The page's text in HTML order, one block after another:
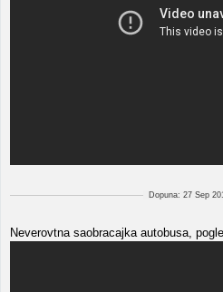
Dopuna: 27 Sep
Neverovtna saobracajka autobusa,